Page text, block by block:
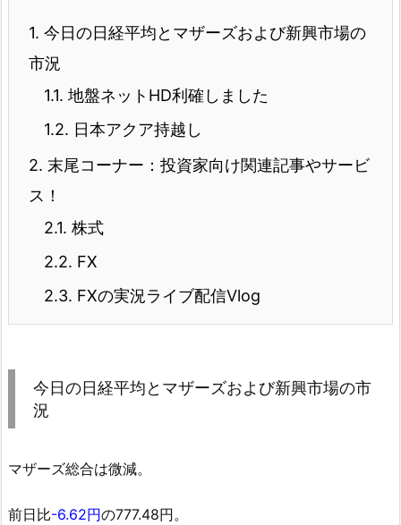
1. 今日の日経平均とマザーズおよび新興市場の
市況
1.1. 地盤ネットHD利確しました
1.2. 日本アクア持越し
2. 末尾コーナー：投資家向け関連記事やサービ
ス！
2.1. 株式
2.2. FX
2.3. FXの実況ライブ配信Vlog
今日の日経平均とマザーズおよび新興市場の市
況
マザーズ総合は微減。
前日比-6.62円の777.48円。